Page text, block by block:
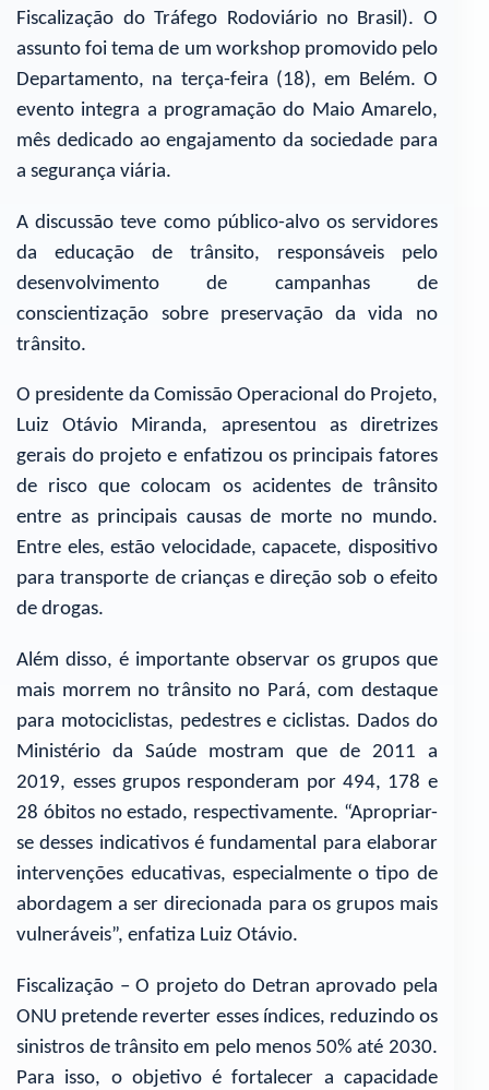
Fiscalização do Tráfego Rodoviário no Brasil). O
assunto foi tema de um workshop promovido pelo
Departamento, na terça-feira (18), em Belém. O
evento integra a programação do Maio Amarelo,
mês dedicado ao engajamento da sociedade para
a segurança viária.
A discussão teve como público-alvo os servidores
da educação de trânsito, responsáveis pelo
desenvolvimento de campanhas de
conscientização sobre preservação da vida no
trânsito.
O presidente da Comissão Operacional do Projeto,
Luiz Otávio Miranda, apresentou as diretrizes
gerais do projeto e enfatizou os principais fatores
de risco que colocam os acidentes de trânsito
entre as principais causas de morte no mundo.
Entre eles, estão velocidade, capacete, dispositivo
para transporte de crianças e direção sob o efeito
de drogas.
Além disso, é importante observar os grupos que
mais morrem no trânsito no Pará, com destaque
para motociclistas, pedestres e ciclistas. Dados do
Ministério da Saúde mostram que de 2011 a
2019, esses grupos responderam por 494, 178 e
28 óbitos no estado, respectivamente. “Apropriar-
se desses indicativos é fundamental para elaborar
intervenções educativas, especialmente o tipo de
abordagem a ser direcionada para os grupos mais
vulneráveis”, enfatiza Luiz Otávio.
Fiscalização – O projeto do Detran aprovado pela
ONU pretende reverter esses índices, reduzindo os
sinistros de trânsito em pelo menos 50% até 2030.
Para isso, o objetivo é fortalecer a capacidade